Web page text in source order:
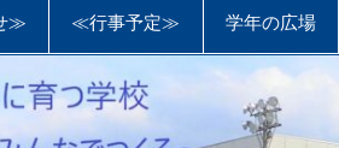
≫ ≪行事予定≫ 学年の広場